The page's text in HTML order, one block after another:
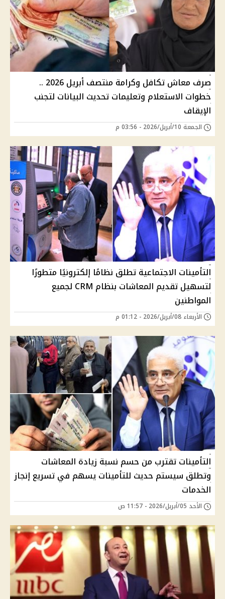
صرف معاش تكافل وكرامة منتصف أبريل 2026 ..
خطوات الاستعلام وتعليمات تحديث البيانات لتجنب
الإيقاف
الجمعة 10/أبريل/2026 - 03:56 م
التأمينات الاجتماعية تطلق نظامًا إلكترونيًا متطورًا
لتسهيل تقديم المعاشات بنظام CRM لجميع
المواطنين
الأربعاء 08/أبريل/2026 - 01:12 م
التأمينات تقترب من حسم نسبة زيادة المعاشات
وتطلق سيستم حديث للتأمينات يسهم في تسريع إنجاز
الخدمات
الأحد 05/أبريل/2026 - 11:57 ص